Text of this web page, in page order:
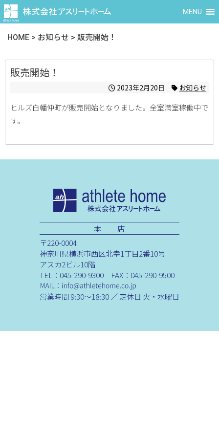
MENU
HOME > お知らせ > 販売開始！
販売開始！
2023年2月20日 お知らせ
ヒルズ白幡仲町が販売開始となりました。全室満室稼働中で
す。
本 店
〒220-0004
神奈川県横浜市西区北幸1丁目2番10号
アスカ2ビル10階
TEL：045-290-9300 FAX：045-290-9500
営業時間 9:30～18:30 ／ 定休日 火・水曜日